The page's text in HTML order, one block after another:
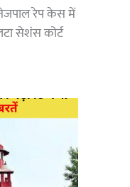
रेप केस में
सेशंस कोर्ट